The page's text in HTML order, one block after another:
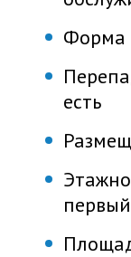
Форма
есть
первый